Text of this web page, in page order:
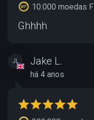
10.000 moedas
Ghhhh
JL Jake L.
há 4 anos